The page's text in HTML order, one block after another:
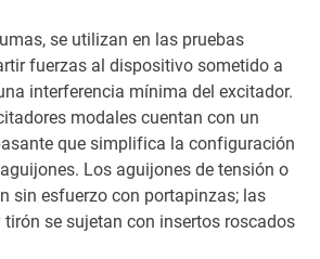
se utilizan en las pruebas
fuerzas al dispositivo sometido a
interferencia mínima del excitador.
modales cuentan con un
que simplifica la configuración
Los aguijones de tensión o
sin esfuerzo con portapinzas; las
tirón se sujetan con insertos roscados